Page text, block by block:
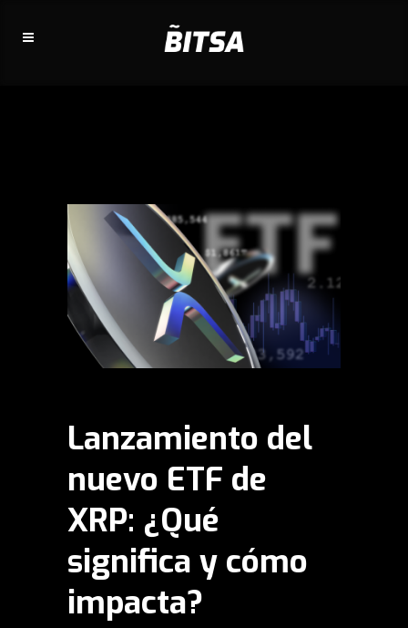
Lanzamiento del
nuevo ETF de
XRP: ¿Qué
significa y cómo
impacta?